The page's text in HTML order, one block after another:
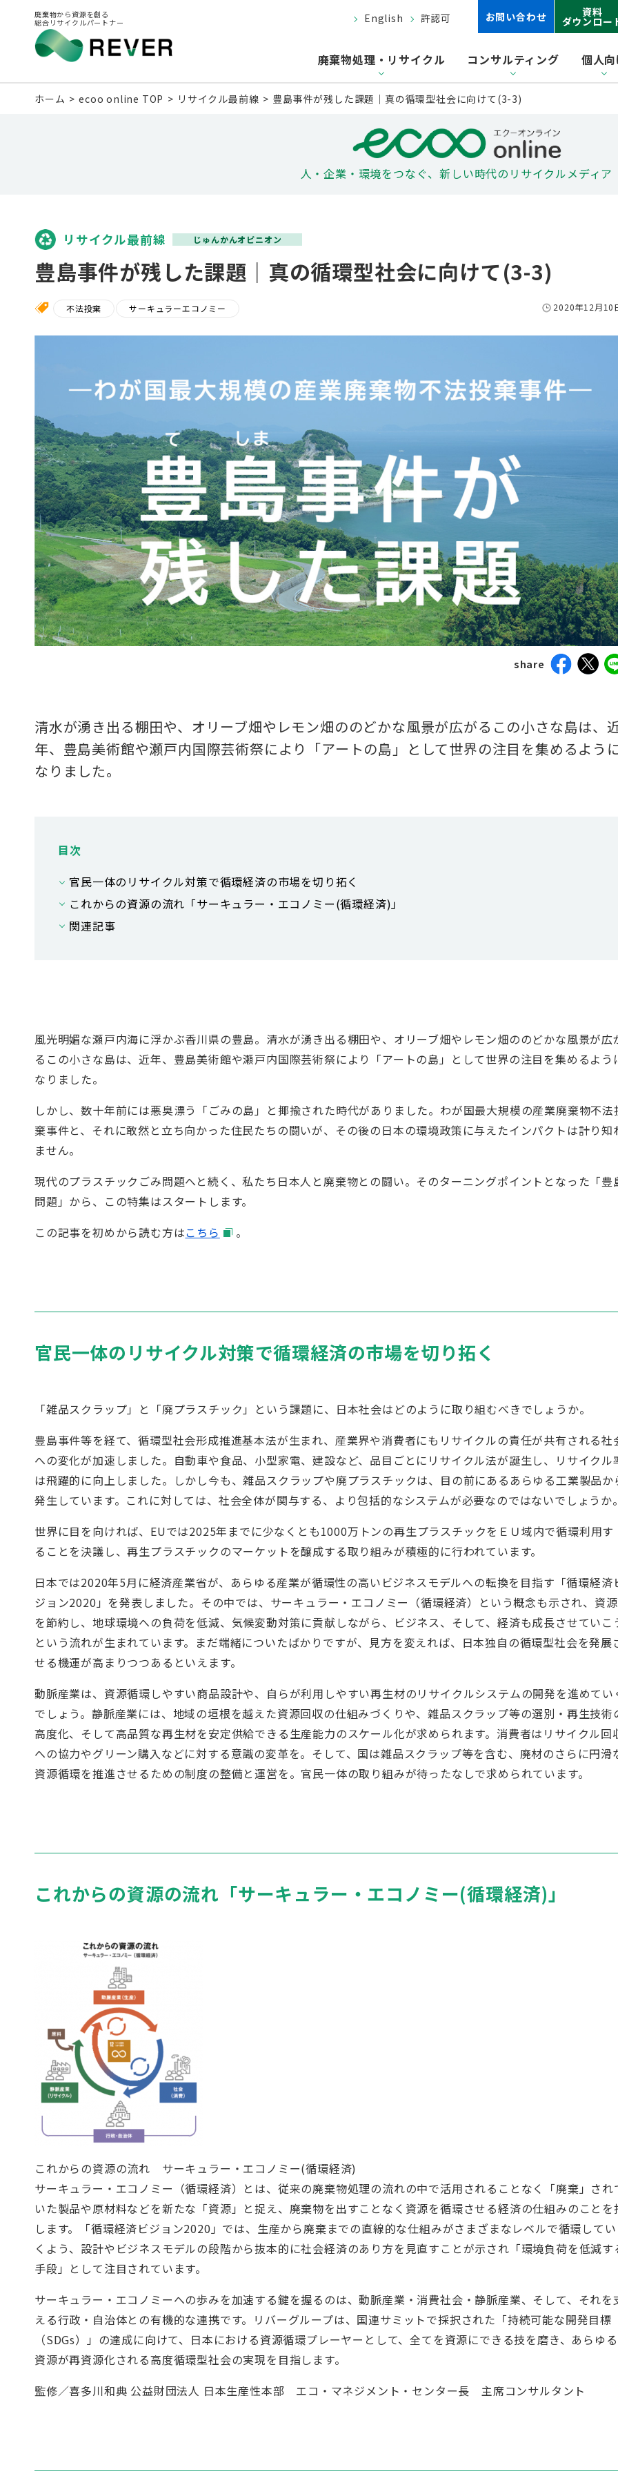
廃棄物から資源を創る
総合リサイクルパートナー
資料
ダウンロー
お問い合わせ
廃棄物処理・リサイクル コンサルティング 個人向
English 許認可
ホーム ecoo online TOP リサイクル最前線 豊島事件が残した課題｜真の循環型社会に向けて(3-3)
人・企業・環境をつなぐ、新しい時代のリサイクルメディア
リサイクル最前線 じゅんかんオピニオン
豊島事件が残した課題｜真の循環型社会に向けて(3-3)
不法投棄 サーキュラーエコノミー 2020年12月10
share
清水が湧き出る棚田や、オリーブ畑やレモン畑ののどかな風景が広がるこの小さな島は、
年、豊島美術館や瀬戸内国際芸術祭により「アートの島」として世界の注目を集めるよう
なりました。
目次
官民一体のリサイクル対策で循環経済の市場を切り拓く
これからの資源の流れ「サーキュラー・エコノミー(循環経済)」
関連記事
風光明媚な瀬戸内海に浮かぶ香川県の豊島。清水が湧き出る棚田や、オリーブ畑やレモン畑ののどかな風景が広
るこの小さな島は、近年、豊島美術館や瀬戸内国際芸術祭により「アートの島」として世界の注目を集めるよう
なりました。
しかし、数十年前には悪臭漂う「ごみの島」と揶揄された時代がありました。わが国最大規模の産業廃棄物不法
棄事件と、それに敢然と立ち向かった住民たちの闘いが、その後の日本の環境政策に与えたインパクトは計り知
ません。
現代のプラスチックごみ問題へと続く、私たち日本人と廃棄物との闘い。そのターニングポイントとなった「豊
問題」から、この特集はスタートします。
この記事を初めから読む方はこちら 。
官民一体のリサイクル対策で循環経済の市場を切り拓く
「雑品スクラップ」と「廃プラスチック」という課題に、日本社会はどのように取り組むべきでしょうか。
豊島事件等を経て、循環型社会形成推進基本法が生まれ、産業界や消費者にもリサイクルの責任が共有される社
への変化が加速しました。自動車や食品、小型家電、建設など、品目ごとにリサイクル法が誕生し、リサイクル
は飛躍的に向上しました。しかし今も、雑品スクラップや廃プラスチックは、目の前にあるあらゆる工業製品か
発生しています。これに対しては、社会全体が関与する、より包括的なシステムが必要なのではないでしょうか。
世界に目を向ければ、EUでは2025年までに少なくとも1000万トンの再生プラスチックをＥＵ域内で循環利用す
ることを決議し、再生プラスチックのマーケットを醸成する取り組みが積極的に行われています。
日本では2020年5月に経済産業省が、あらゆる産業が循環性の高いビジネスモデルへの転換を目指す「循環経済
ジョン2020」を発表しました。その中では、サーキュラー・エコノミー（循環経済）という概念も示され、資源
を節約し、地球環境への負荷を低減、気候変動対策に貢献しながら、ビジネス、そして、経済も成長させていこ
という流れが生まれています。まだ端緒についたばかりですが、見方を変えれば、日本独自の循環型社会を発展
せる機運が高まりつつあるといえます。
動脈産業は、資源循環しやすい商品設計や、自らが利用しやすい再生材のリサイクルシステムの開発を進めてい
でしょう。静脈産業には、地域の垣根を越えた資源回収の仕組みづくりや、雑品スクラップ等の選別・再生技術
高度化、そして高品質な再生材を安定供給できる生産能力のスケール化が求められます。消費者はリサイクル回
への協力やグリーン購入などに対する意識の変革を。そして、国は雑品スクラップ等を含む、廃材のさらに円滑
資源循環を推進させるための制度の整備と運営を。官民一体の取り組みが待ったなしで求められています。
これからの資源の流れ「サーキュラー・エコノミー(循環経済)」
これからの資源の流れ サーキュラー・エコノミー(循環経済)
サーキュラー・エコノミー（循環経済）とは、従来の廃棄物処理の流れの中で活用されることなく「廃棄」され
いた製品や原材料などを新たな「資源」と捉え、廃棄物を出すことなく資源を循環させる経済の仕組みのことを
します。「循環経済ビジョン2020」では、生産から廃棄までの直線的な仕組みがさまざまなレベルで循環してい
くよう、設計やビジネスモデルの段階から抜本的に社会経済のあり方を見直すことが示され「環境負荷を低減す
手段」として注目されています。
サーキュラー・エコノミーへの歩みを加速する鍵を握るのは、動脈産業・消費社会・静脈産業、そして、それを
える行政・自治体との有機的な連携です。リバーグループは、国連サミットで採択された「持続可能な開発目標
（SDGs）」の達成に向けて、日本における資源循環プレーヤーとして、全てを資源にできる技を磨き、あらゆる
資源が再資源化される高度循環型社会の実現を目指します。
監修／喜多川和典 公益財団法人 日本生産性本部 エコ・マネジメント・センター長 主席コンサルタント